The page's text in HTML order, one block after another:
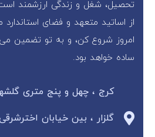
تحصیل، شغل و زندگی ارزشمند
از اساتید متعهد و فضای
امروز شروع کن، و به تو تضمین می
ساده خواهد بود.
کرج ، چهل و پنج متری
گلزار ، بین خیابان